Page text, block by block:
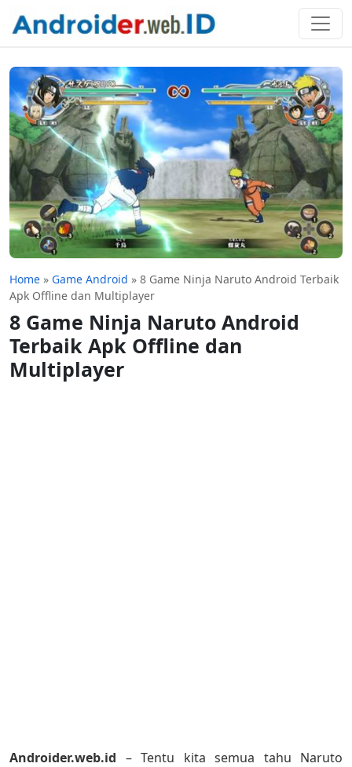
Home » Game Android » 8 Game Ninja Naruto Android Terbaik
Apk Offline dan Multiplayer
8 Game Ninja Naruto Android
Terbaik Apk Offline dan
Multiplayer
Androider.web.id – Tentu kita semua tahu Naruto